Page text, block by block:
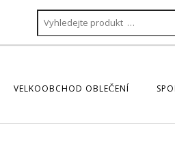
VELKOOBCHOD OBLEČENÍ